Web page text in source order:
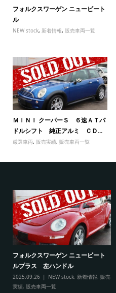
フォルクスワーゲン ニュービート
ル
NEW stock, 新着情報, 販売車両一覧
ＭＩＮＩ クーパーＳ ６速ＡＴパ
ドルシフト 純正アルミ ＣＤ...
厳選車両, 販売実績, 販売車両一覧
フォルクスワーゲン ニュービート
ルプラス 左ハンドル
2025.09.26 NEW stock, 新着情報, 販売
実績, 販売車両一覧